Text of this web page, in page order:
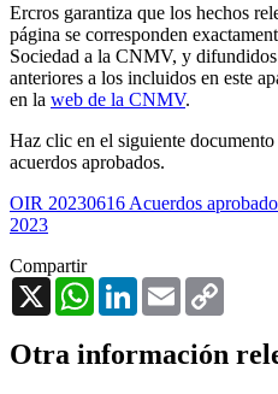
Ercros garantiza que los hechos
página se corresponden
Sociedad a la CNMV, y
anteriores a los incluidos en este
en la web de la CNMV.
Haz clic en el siguiente
acuerdos aprobados.
OIR 20230616 Acuerdos
2023
Compartir
X
WhatsAppLinkedInEmail
Otra información